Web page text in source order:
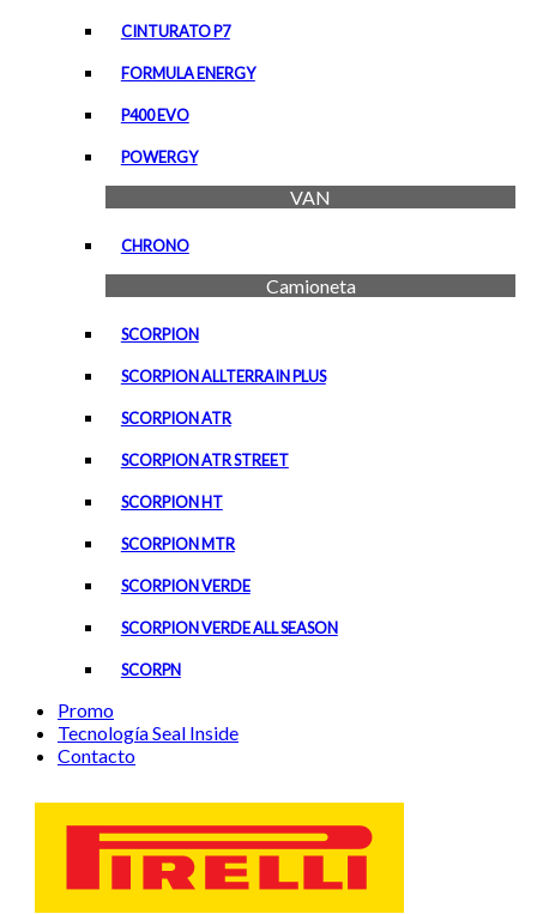
CINTURATO P7
FORMULA ENERGY
P400 EVO
POWERGY
VAN
CHRONO
Camioneta
SCORPION
SCORPION ALLTERRAIN PLUS
SCORPION ATR
SCORPION ATR STREET
SCORPION HT
SCORPION MTR
SCORPION VERDE
SCORPION VERDE ALL SEASON
SCORPN
Promo
Tecnología Seal Inside
Contacto